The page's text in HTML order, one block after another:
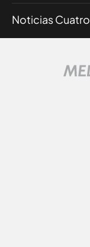
Noticias Cuatro